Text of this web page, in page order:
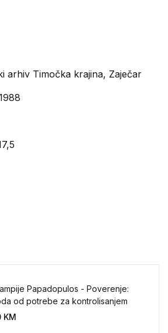
arhiv Timočka krajina, Zaječar
Papadopulos - Poverenje:
od potrebe za kontrolisanjem
KM